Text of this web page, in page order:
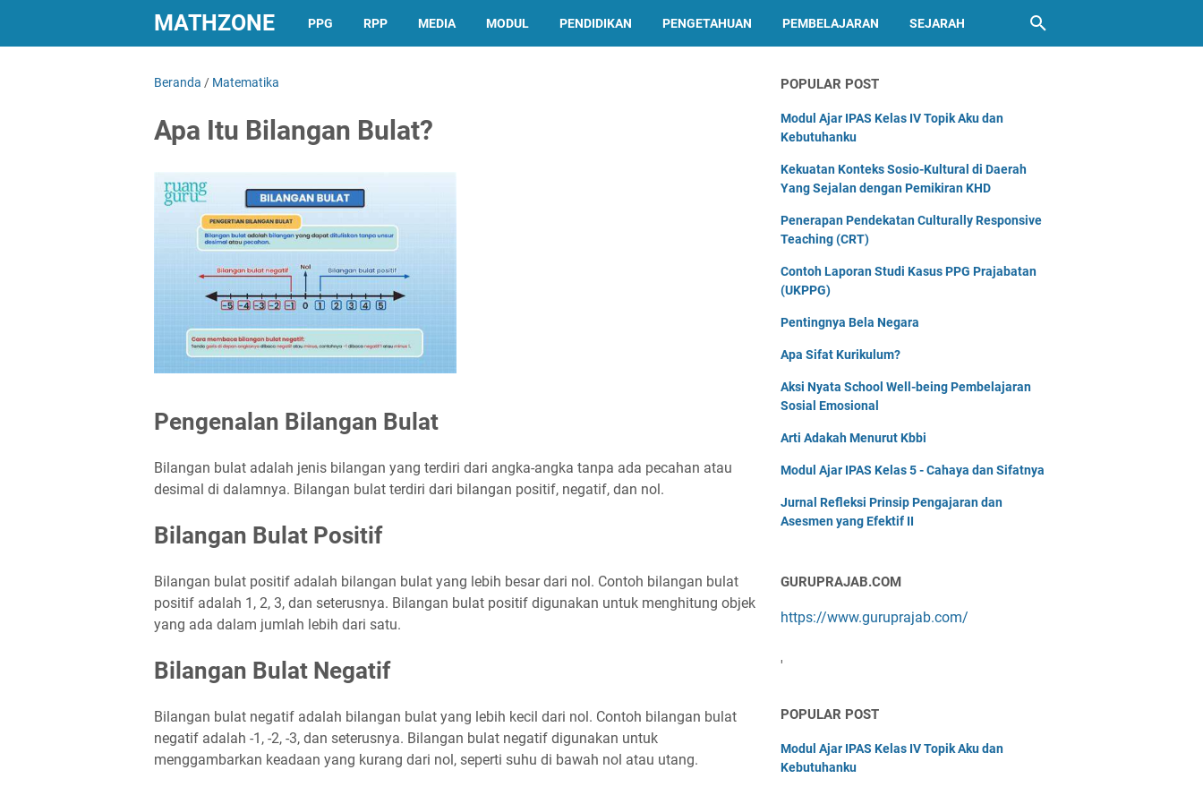
MATHZONE PPG RPP MEDIA MODUL PENDIDIKAN PENGETAHUAN PEMBELAJARAN SEJARAH
Beranda / Matematika
Apa Itu Bilangan Bulat?
Pengenalan Bilangan Bulat
Bilangan bulat adalah jenis bilangan yang terdiri dari angka-angka tanpa ada pecahan atau
desimal di dalamnya. Bilangan bulat terdiri dari bilangan positif, negatif, dan nol.
Bilangan Bulat Positif
Bilangan bulat positif adalah bilangan bulat yang lebih besar dari nol. Contoh bilangan bulat
positif adalah 1, 2, 3, dan seterusnya. Bilangan bulat positif digunakan untuk menghitung objek
yang ada dalam jumlah lebih dari satu.
Bilangan Bulat Negatif
Bilangan bulat negatif adalah bilangan bulat yang lebih kecil dari nol. Contoh bilangan bulat
negatif adalah -1, -2, -3, dan seterusnya. Bilangan bulat negatif digunakan untuk
menggambarkan keadaan yang kurang dari nol, seperti suhu di bawah nol atau utang.
POPULAR POST
Modul Ajar IPAS Kelas IV Topik Aku dan
Kebutuhanku
Kekuatan Konteks Sosio-Kultural di Daerah
Yang Sejalan dengan Pemikiran KHD
Penerapan Pendekatan Culturally Responsive
Teaching (CRT)
Contoh Laporan Studi Kasus PPG Prajabatan
(UKPPG)
Pentingnya Bela Negara
Apa Sifat Kurikulum?
Aksi Nyata School Well-being Pembelajaran
Sosial Emosional
Arti Adakah Menurut Kbbi
Modul Ajar IPAS Kelas 5 - Cahaya dan Sifatnya
Jurnal Refleksi Prinsip Pengajaran dan
Asesmen yang Efektif II
GURUPRAJAB.COM
https://www.guruprajab.com/
'
POPULAR POST
Modul Ajar IPAS Kelas IV Topik Aku dan
Kebutuhanku